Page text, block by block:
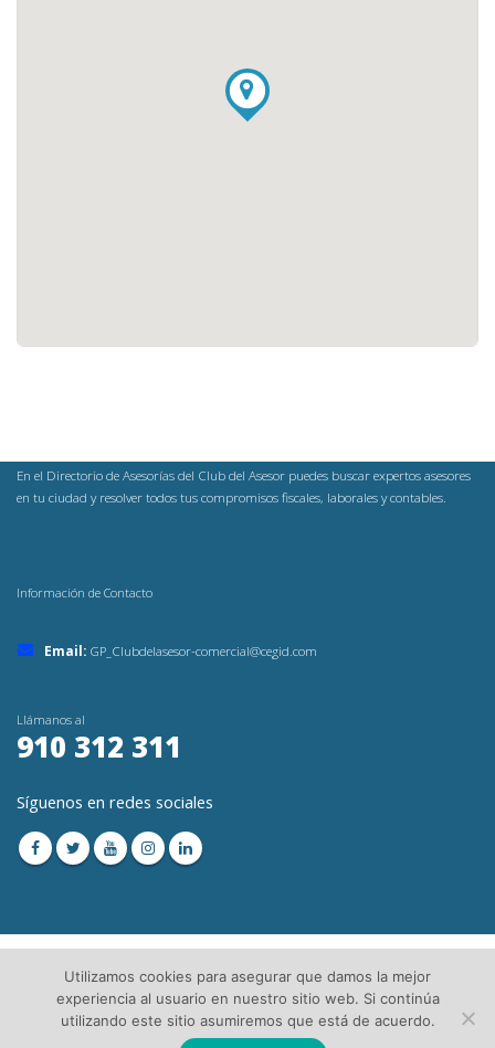
En el Directorio de Asesorías del Club del Asesor puedes buscar expertos asesores
en tu ciudad y resolver todos tus compromisos fiscales, laborales y contables.
Información de Contacto
Email: GP_Clubdelasesor-comercial@cegid.com
Llámanos al
910 312 311
Síguenos en redes sociales
© Copyright 2023. Todos los Derechos Reservados│Aviso Legal │Directorio de
Utilizamos cookies para asegurar que damos la mejor
experiencia al usuario en nuestro sitio web. Si continúa
utilizando este sitio asumiremos que está de acuerdo.